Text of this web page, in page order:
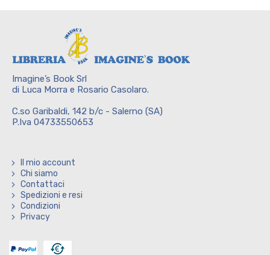
Imagine’s Book Srl
di Luca Morra e Rosario Casolaro.
C.so Garibaldi, 142 b/c - Salerno (SA)
P.Iva 04733550653
Il mio account
Chi siamo
Contattaci
Spedizioni e resi
Condizioni
Privacy